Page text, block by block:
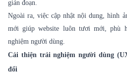
gián đoạn.
Ngoài ra, việc cập nhật nội dung, hình
mới giúp website luôn tươi mới, phù
nghiệm người dùng.
Cải thiện trải nghiệm người dùng
đổi